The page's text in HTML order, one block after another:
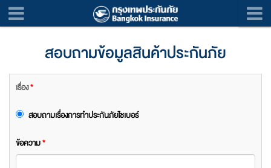
สอบถามข้อมูลสินค้าประกันภัย
เรื่อง*
สอบถามเรื่องการทำประกันภัยไซเบอร์
ข้อความ*